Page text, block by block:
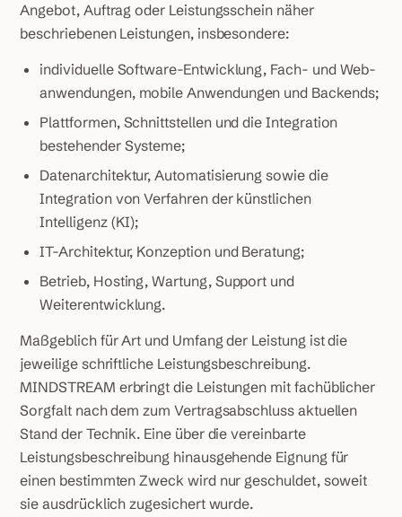
Angebot, Auftrag oder Leistungsschein näher
beschriebenen Leistungen, insbesondere:
individuelle Software-Entwicklung, Fach- und Web­
anwendungen, mobile Anwendungen und Backends;
Plattformen, Schnittstellen und die Integration
bestehender Systeme;
Datenarchitektur, Automatisierung sowie die
Integration von Verfahren der künstlichen
Intelligenz (KI);
IT-Architektur, Konzeption und Beratung;
Betrieb, Hosting, Wartung, Support und
Weiterentwicklung.
Maßgeblich für Art und Umfang der Leistung ist die
jeweilige schriftliche Leistungsbeschreibung.
MINDSTREAM erbringt die Leistungen mit fachüblicher
Sorgfalt nach dem zum Vertragsabschluss aktuellen
Stand der Technik. Eine über die vereinbarte
Leistungsbeschreibung hinausgehende Eignung für
einen bestimmten Zweck wird nur geschuldet, soweit
sie ausdrücklich zugesichert wurde.